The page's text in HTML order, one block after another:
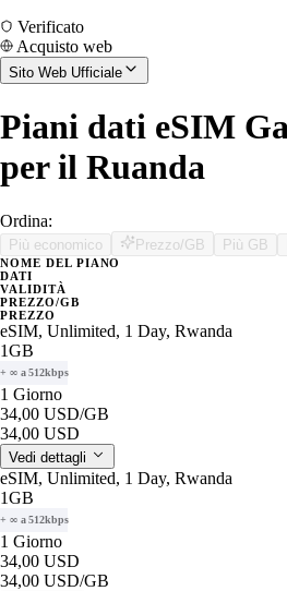
Verificato
Acquisto web
Sito Web Ufficiale
Piani dati eSIM
per il Ruanda
Ordina:
Più economico Prezzo/GB Più GB
NOME DEL PIANO
DATI
VALIDITÀ
PREZZO/GB
PREZZO
eSIM, Unlimited, 1 Day, Rwanda
1GB
+ ∞ a 512kbps
1 Giorno
34,00 USD/GB
34,00 USD
Vedi dettagli
eSIM, Unlimited, 1 Day, Rwanda
1GB
+ ∞ a 512kbps
1 Giorno
34,00 USD
34,00 USD/GB